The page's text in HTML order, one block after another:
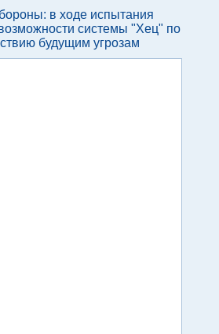
в ходе испытания
системы "Хец" по
будущим угрозам